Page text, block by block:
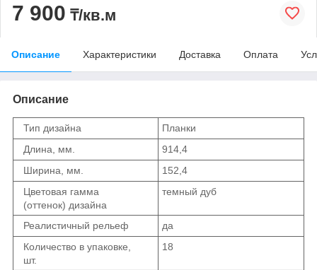
7 900 ₸/кв.м
Описание Характеристики Доставка Оплата
Описание
Тип дизайна
Планки
Длина, мм.
914,4
Ширина, мм.
152,4
Цветовая гамма
(оттенок) дизайна
темный дуб
Реалистичный рельеф
да
Количество в упаковке,
шт.
18